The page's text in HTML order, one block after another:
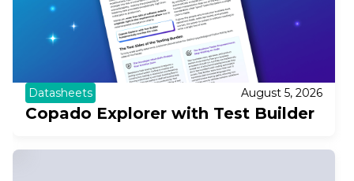
Datasheets August 5, 2026
Copado Explorer with Test Builder